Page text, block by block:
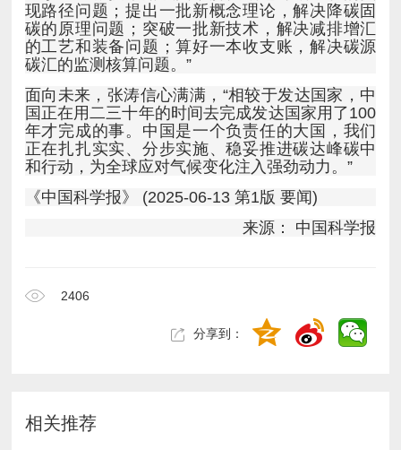
碳汇的监测核算问题。”
和行动，为全球应对气候变化注入强劲动力。”
《中国科学报》 (2025-06-13 第1版 要闻)
来源： 中国科学报
2406
分享到：
相关推荐